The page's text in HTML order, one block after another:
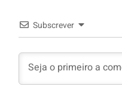
Subscrever